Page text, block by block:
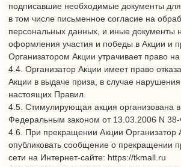
4.10.3. Участники Акции обязаны выполнять все действия,
связанные с участием в Акции и получением приза, в
4.11. В соответствии с требованиями законодательства,
Участник Акции, получивший приз стоимостью свыше 4000
рублей, обязан осуществлять уплату всех налогов и иных
получением приза, установленных действующим
законодательством Российской Федерации.
4.12. Участник Акции, настоящим дает свое согласие
принимать участие в интервьюировании, фото и
видеосъёмке, рекламе в связи с признанием Участника
Акции, без выплаты за это дополнительного вознаграждения.
выражает свое согласие с тем, что их инициалы (имена,
отчества, фамилии), изображение, фото и видеоматериалы
могут быть использованы Организатором Акции, без
получения дополнительного согласия, в рекламных и иных